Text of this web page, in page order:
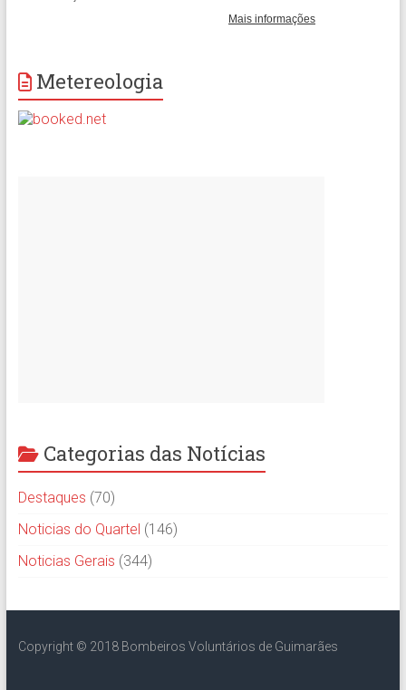
Metereologia
Categorias das Notícias
Destaques (70)
Noticias do Quartel (146)
Noticias Gerais (344)
Copyright © 2018 Bombeiros Voluntários de Guimarães